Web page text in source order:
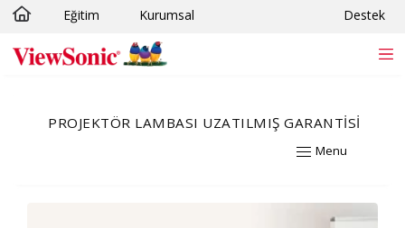
Skip to main content
Eğitim Kurumsal Destek
PROJEKTÖR LAMBASI UZATILMIŞ GARANTISI
Menu